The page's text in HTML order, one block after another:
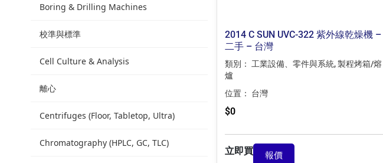
Boring & Drilling Machines
校準與標準
Cell Culture & Analysis
離心
Centrifuges (Floor, Tabletop, Ultra)
Chromatography (HPLC, GC, TLC)
2014 C SUN UVC-322 紫外線乾燥機 –
二手 – 台灣
類別： 工業設備、零件與系統,製程烤箱/熔
爐
位置： 台灣
$0
立即買 報價